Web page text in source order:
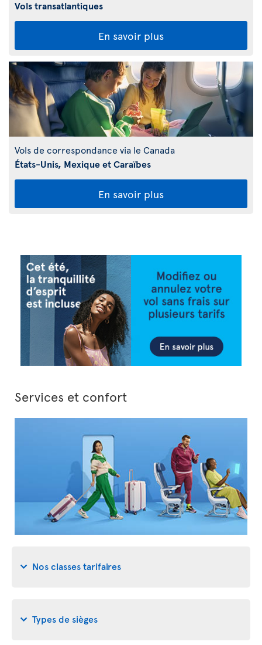
Vols transatlantiques
En savoir plus
Vols de correspondance via le Canada
États-Unis, Mexique et Caraïbes
En savoir plus
Services et confort
Nos classes tarifaires
Types de sièges